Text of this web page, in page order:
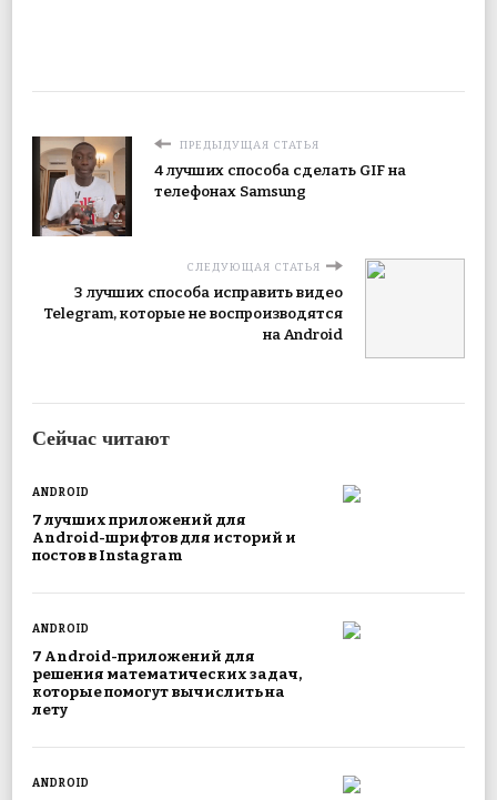
ПРЕДЫДУЩАЯ СТАТЬЯ
4 лучших способа сделать GIF на
телефонах Samsung
СЛЕДУЮЩАЯ СТАТЬЯ
3 лучших способа исправить видео
Telegram, которые не воспроизводятся
на Android
Сейчас читают
ANDROID
7 лучших приложений для
Android-шрифтов для историй и
постов в Instagram
ANDROID
7 Android-приложений для
решения математических задач,
которые помогут вычислить на
лету
ANDROID